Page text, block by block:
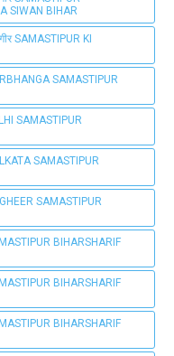
SIWAN BIHAR
SAMASTIPUR KI
SAMASTIPUR
SAMASTIPUR
SAMASTIPUR
SAMASTIPUR
BIHARSHARIF
BIHARSHARIF
BIHARSHARIF